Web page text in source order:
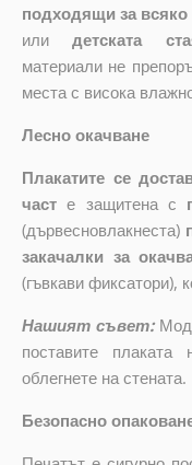
подходящи за
или
детската
материали не
места с висока
Лесно окачване
Плакатите се
част е защитена с
(дървесновлакнеста)
закачалки за
(гъвкави фиксатори),
Нашият съвет:
поставите
облегнете на стената.
Безопасно